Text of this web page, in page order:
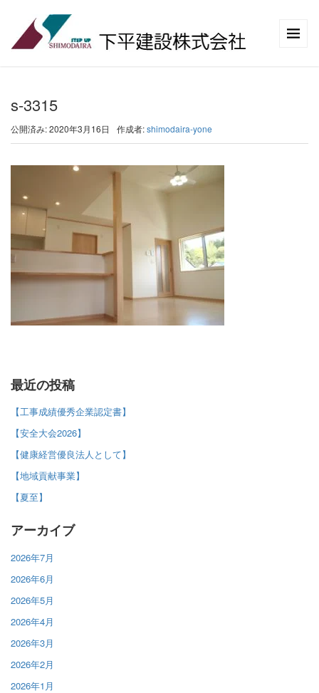
s-3315
公開済み: 2020年3月16日 作成者:shimodaira-yone
最近の投稿
【工事成績優秀企業認定書】
【安全大会2026】
【健康経営優良法人として】
【地域貢献事業】
【夏至】
アーカイブ
2026年7月
2026年6月
2026年5月
2026年4月
2026年3月
2026年2月
2026年1月